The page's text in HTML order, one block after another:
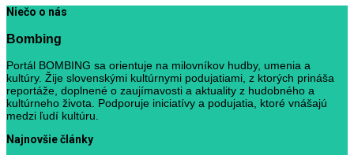
Niečo o nás
Bombing
Portál BOMBING sa orientuje na milovníkov hudby, umenia a
kultúry. Žije slovenskými kultúrnymi podujatiami, z ktorých prináša
reportáže, doplnené o zaujímavosti a aktuality z hudobného a
kultúrneho života. Podporuje iniciatívy a podujatia, ktoré vnášajú
medzi ľudí kultúru.
Najnovšie články